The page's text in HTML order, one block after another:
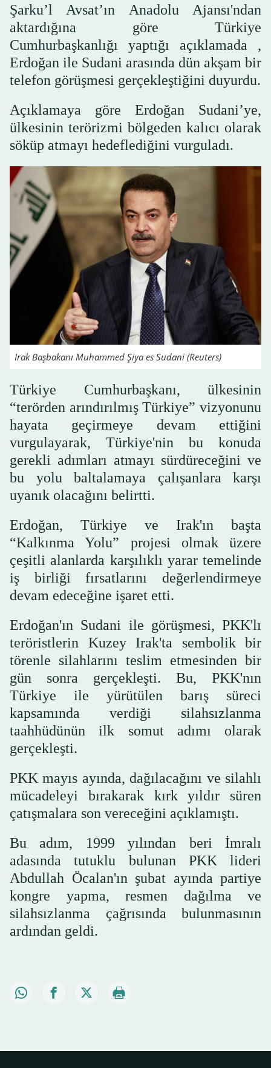
Şarku’l Avsat’ın Anadolu Ajansı'ndan
aktardığına göre Türkiye
Cumhurbaşkanlığı yaptığı açıklamada ,
Erdoğan ile Sudani arasında dün akşam bir
telefon görüşmesi gerçekleştiğini duyurdu.
Açıklamaya göre Erdoğan Sudani’ye,
ülkesinin terörizmi bölgeden kalıcı olarak
söküp atmayı hedeflediğini vurguladı.
Irak Başbakanı Muhammed Şiya es Sudani (Reuters)
Türkiye Cumhurbaşkanı, ülkesinin
“terörden arındırılmış Türkiye” vizyonunu
hayata geçirmeye devam ettiğini
vurgulayarak, Türkiye'nin bu konuda
gerekli adımları atmayı sürdüreceğini ve
bu yolu baltalamaya çalışanlara karşı
uyanık olacağını belirtti.
Erdoğan, Türkiye ve Irak'ın başta
“Kalkınma Yolu” projesi olmak üzere
çeşitli alanlarda karşılıklı yarar temelinde
iş birliği fırsatlarını değerlendirmeye
devam edeceğine işaret etti.
Erdoğan'ın Sudani ile görüşmesi, PKK'lı
teröristlerin Kuzey Irak'ta sembolik bir
törenle silahlarını teslim etmesinden bir
gün sonra gerçekleşti. Bu, PKK'nın
Türkiye ile yürütülen barış süreci
kapsamında verdiği silahsızlanma
taahhüdünün ilk somut adımı olarak
gerçekleşti.
PKK mayıs ayında, dağılacağını ve silahlı
mücadeleyi bırakarak kırk yıldır süren
çatışmalara son vereceğini açıklamıştı.
Bu adım, 1999 yılından beri İmralı
adasında tutuklu bulunan PKK lideri
Abdullah Öcalan'ın şubat ayında partiye
kongre yapma, resmen dağılma ve
silahsızlanma çağrısında bulunmasının
ardından geldi.